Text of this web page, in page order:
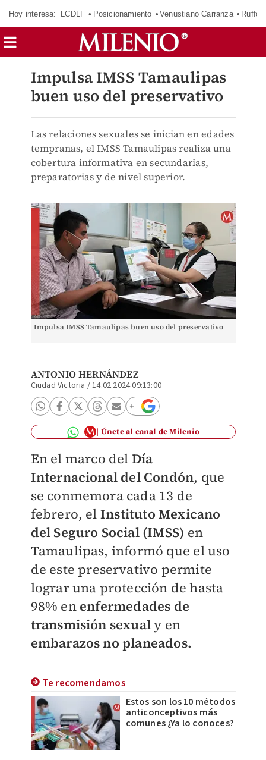
Hoy interesa: LCDLF Posicionamiento Venustiano Carranza Ruffo
Impulsa IMSS Tamaulipas
buen uso del preservativo
Las relaciones sexuales se inician en edades
tempranas, el IMSS Tamaulipas realiza una
cobertura informativa en secundarias,
preparatorias y de nivel superior.
Impulsa IMSS Tamaulipas buen uso del preservativo
ANTONIO HERNÁNDEZ
Ciudad Victoria /14.02.2024 09:13:00
Únete al canal de Milenio
En el marco del Día
Internacional del Condón, que
se conmemora cada 13 de
febrero, el Instituto Mexicano
del Seguro Social (IMSS) en
Tamaulipas, informó que el uso
de este preservativo permite
lograr una protección de hasta
98% en enfermedades de
transmisión sexualy en
embarazos no planeados.
Te recomendamos
Estos son los 10 métodos
anticonceptivos más
comunes ¿Ya lo conoces?